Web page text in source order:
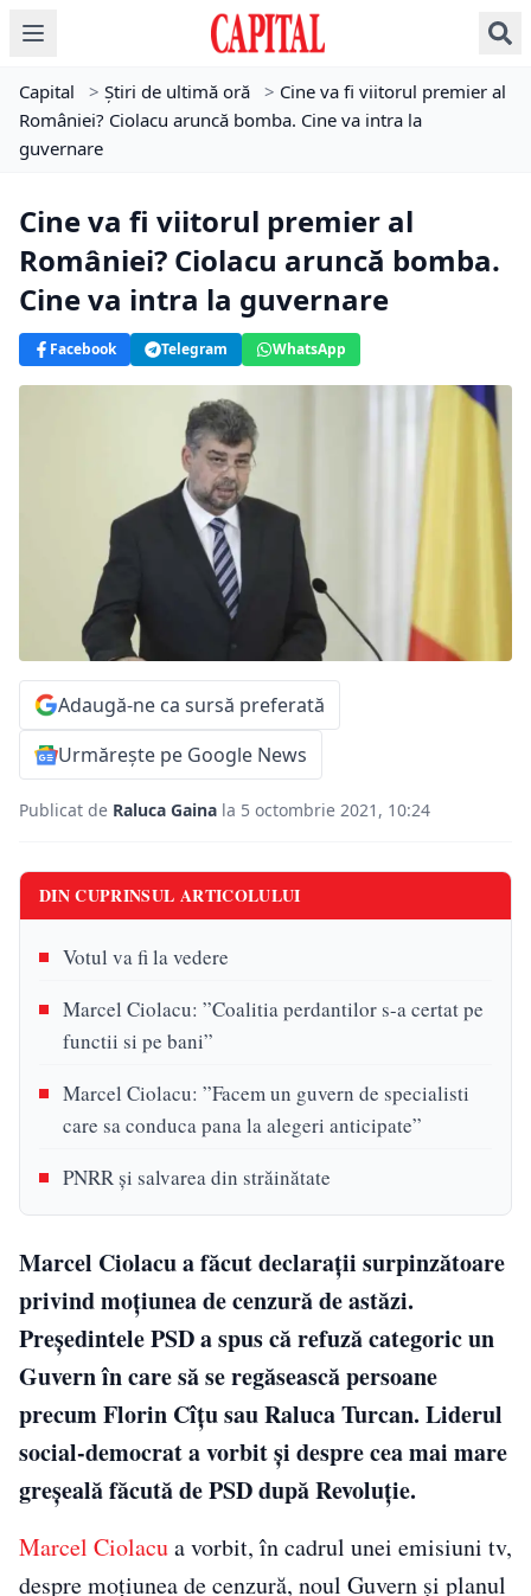
Capital > Știri de ultimă oră > Cine va fi viitorul premier al
României? Ciolacu aruncă bomba. Cine va intra la
guvernare
Cine va fi viitorul premier al
României? Ciolacu aruncă bomba.
Cine va intra la guvernare
Facebook Telegram WhatsApp
Adaugă-ne ca sursă preferată
Urmărește pe Google News
Publicat de Raluca Gaina la 5 octombrie 2021, 10:24
DIN CUPRINSUL ARTICOLULUI
Votul va fi la vedere
Marcel Ciolacu: ”Coalitia perdantilor s-a certat pe
functii si pe bani”
Marcel Ciolacu: ”Facem un guvern de specialisti
care sa conduca pana la alegeri anticipate”
PNRR și salvarea din străinătate
Marcel Ciolacu a făcut declarații surpinzătoare
privind moțiunea de cenzură de astăzi.
Președintele PSD a spus că refuză categoric un
Guvern în care să se regăsească persoane
precum Florin Cîţu sau Raluca Turcan. Liderul
social-democrat a vorbit şi despre cea mai mare
greşeală făcută de PSD după Revoluţie.
Marcel Ciolacua vorbit, în cadrul unei emisiuni tv,
despre moțiunea de cenzură, noul Guvern și planul